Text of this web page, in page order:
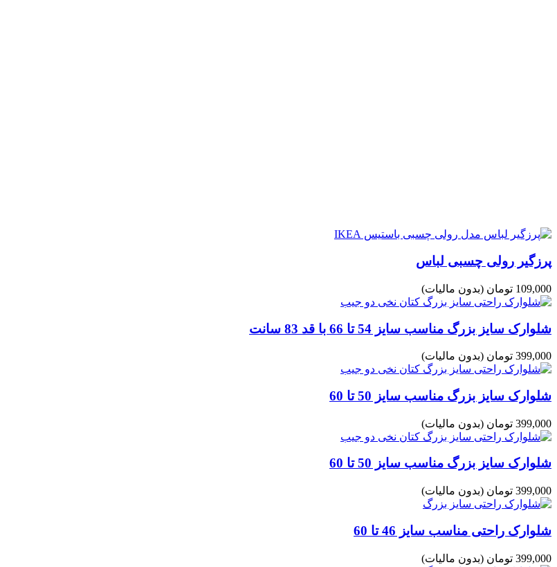
پرزگیر رولی چسبی لباس
109,000 تومان (بدون مالیات)
شلوارک سایز بزرگ مناسب سایز 54 تا 66 با قد 83 سانت
399,000 تومان (بدون مالیات)
شلوارک سایز بزرگ مناسب سایز 50 تا 60
399,000 تومان (بدون مالیات)
شلوارک سایز بزرگ مناسب سایز 50 تا 60
399,000 تومان (بدون مالیات)
شلوارک راحتی مناسب سایز 46 تا 60
399,000 تومان (بدون مالیات)